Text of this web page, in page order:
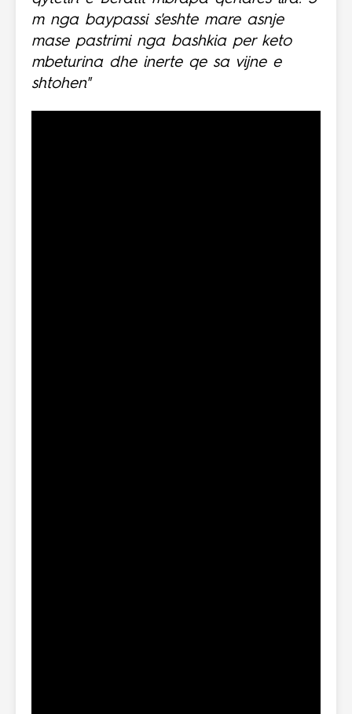
m nga baypassi s'eshte mare asnje
mase pastrimi nga bashkia per keto
mbeturina dhe inerte qe sa vijne e
shtohen"